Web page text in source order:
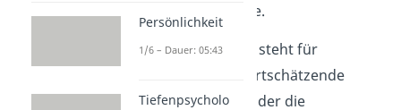
Kommunikationsstile.
DieGiraffensprache
steht für
einfühlsame und wertschätzende
Kommunikation, bei der die
Persönlichkeit
1/6 – Dauer: 05:43
Tiefenpsycholo